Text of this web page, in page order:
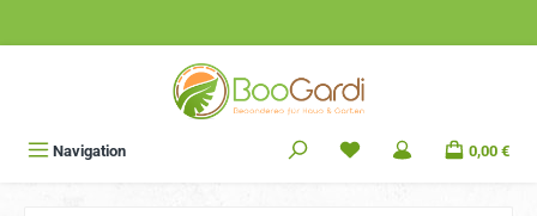
Navigation 0,00 €